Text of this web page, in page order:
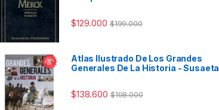
$129.000 $199.000
Atlas Ilustrado De Los Grandes
Generales De La Historia - Susaeta
$138.600 $198.000